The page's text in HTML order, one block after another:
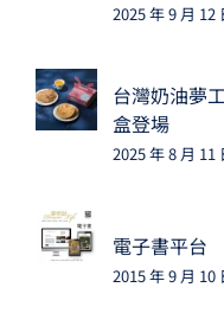
2025 年 9 月 12
台灣奶油夢
盒登場
2025 年 8 月 11
電子書平台
2015 年 9 月 10